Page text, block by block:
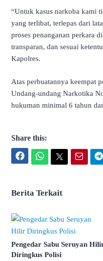
“Untuk kasus narkoba kami
yang terlibat, terlepas dari
proses penanganan perkara
transparan, dan sesuai
Kapolres.
Atas perbuatannya keempat
Undang-undang Narkotika
hukuman minimal 6 tahun
Share this:
Berita Terkait
Pengedar Sabu Seruyan
Diringkus Polisi